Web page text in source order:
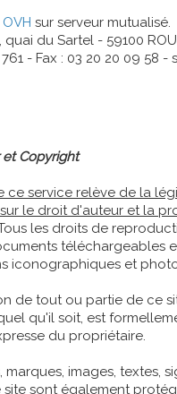
OVH sur serveur mutualisé.
quai du Sartel - 59100
- Fax : 03 20 20 09 58
Copyright
ce service relève de la
le droit d'auteur et la
les droits de
téléchargeables
iconographiques et
de tout ou partie de ce
qu'il soit, est
du propriétaire.
marques, images, textes,
site sont également